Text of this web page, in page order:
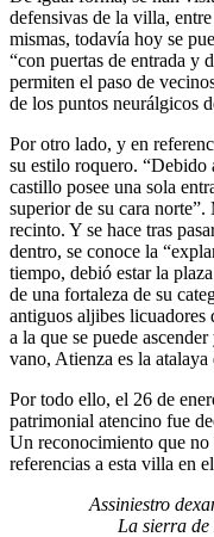
defensivas de la villa,
mismas, todavía hoy se
“con puertas de entrada y
permiten el paso de
de los puntos neurálgicos
Por otro lado, y en
su estilo roquero. “Debido
castillo posee una sola
superior de su cara
recinto. Y se hace tras
dentro, se conoce la
tiempo, debió estar la
de una fortaleza de su
antiguos aljibes licuadores
a la que se puede
vano, Atienza es la
Por todo ello, el 26 de
patrimonial atencino fue
Un reconocimiento que
referencias a esta villa en
Assiniestro
La sierra de